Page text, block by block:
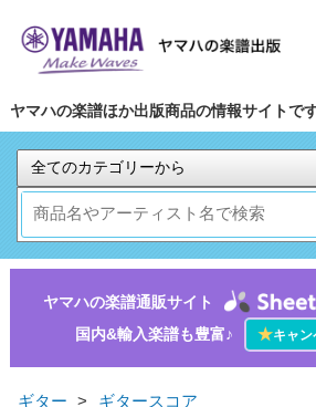
ヤマハの楽譜ほか出版商品の情報サイトです
ヤマハの楽譜通販サイト
国内&輸入楽譜も豊富♪
★キャ
ギター > ギタースコア